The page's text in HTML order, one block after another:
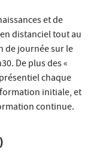
et de
distanciel tout au
de journée sur le
De plus des «
chaque
initiale, et
continue.